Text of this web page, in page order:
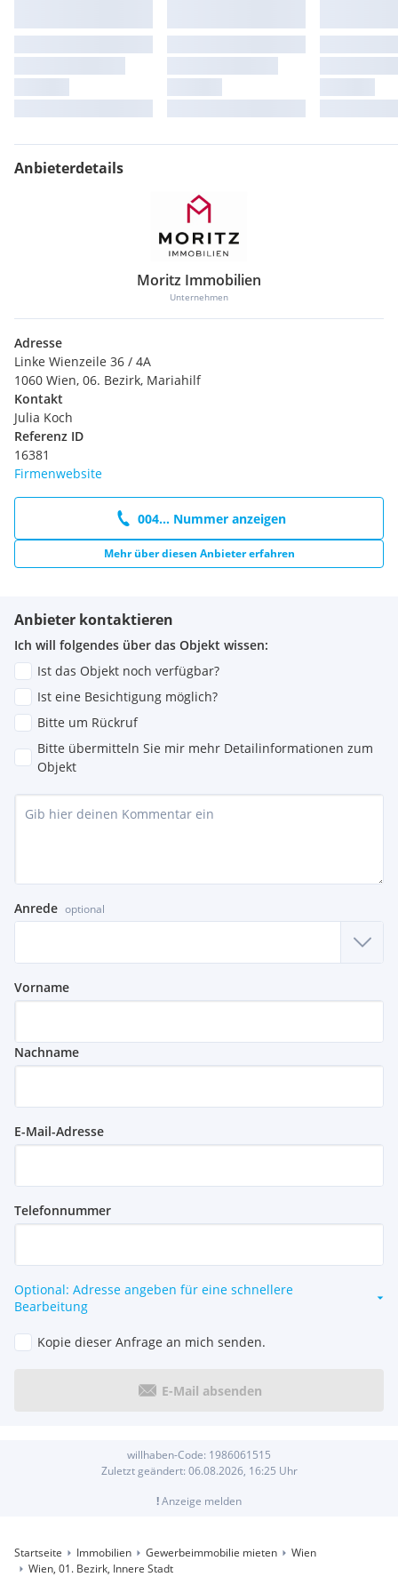
Anbieterdetails
Moritz Immobilien
Unternehmen
Adresse
Linke Wienzeile 36 / 4A
1060 Wien, 06. Bezirk, Mariahilf
Kontakt
Julia Koch
Referenz ID
16381
Firmenwebsite
004... Nummer anzeigen
Mehr über diesen Anbieter erfahren
Anbieter kontaktieren
Ich will folgendes über das Objekt wissen:
Ist das Objekt noch verfügbar?
Ist eine Besichtigung möglich?
Bitte um Rückruf
Bitte übermitteln Sie mir mehr Detailinformationen zum
Objekt
Anrede optional
Vorname
Nachname
E-Mail-Adresse
Telefonnummer
Optional: Adresse angeben für eine schnellere
Bearbeitung
Kopie dieser Anfrage an mich senden.
E-Mail absenden
willhaben-Code: 1986061515
Zuletzt geändert: 06.08.2026, 16:25 Uhr
!Anzeige melden
Startseite Immobilien Gewerbeimmobilie mieten
Wien
Wien, 01. Bezirk, Innere Stadt